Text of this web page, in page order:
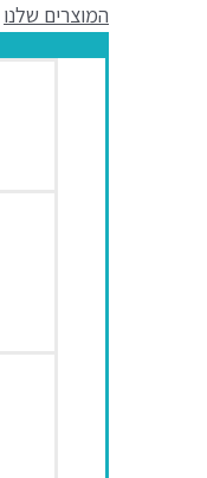
המוצרים שלנו